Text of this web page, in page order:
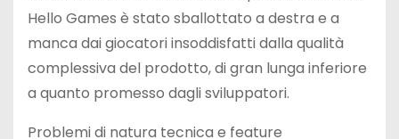
Hello Games è stato sballottato a destra e a
manca dai giocatori insoddisfatti dalla qualità
complessiva del prodotto, di gran lunga inferiore
a quanto promesso dagli sviluppatori.
Problemi di natura tecnica e feature